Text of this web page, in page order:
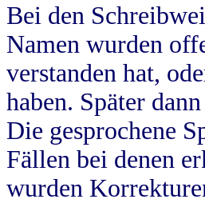
Bei den
Namen wurden
verstanden hat,
haben. Später
Die gesprochene
Fällen bei denen
wurden